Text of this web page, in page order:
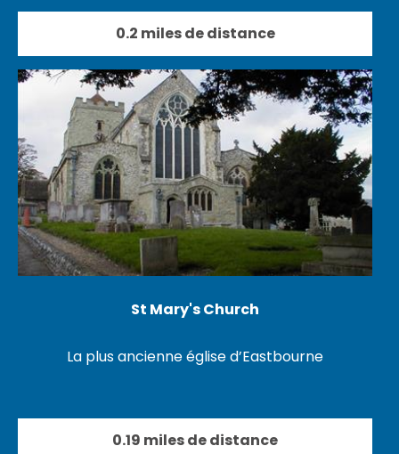
0.2 miles de distance
St Mary's Church
La plus ancienne église d’Eastbourne
0.19 miles de distance